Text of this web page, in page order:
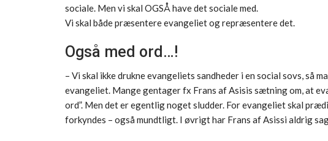
sociale. Men vi skal OGSÅ have det sociale med.
Vi skal både præsentere evangeliet og repræsentere det.
Også med ord…!
– Vi skal ikke drukne evangeliets sandheder i en social sovs, så
evangeliet. Mange gentager fx Frans af Asisis sætning om, at
ord”. Men det er egentlig noget sludder. For evangeliet skal
forkyndes – også mundtligt. I øvrigt har Frans af Asissi aldrig